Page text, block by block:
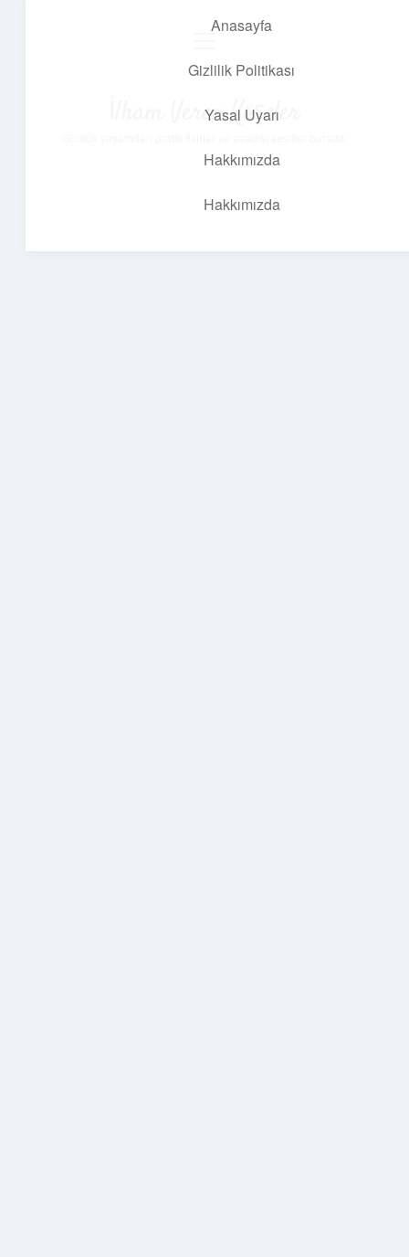
Anasayfa
Gizlilik Politikası
Yasal Uyarı
Hakkımızda
Hakkımızda
İlham Veren Köşeler